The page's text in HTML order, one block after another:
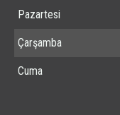
Pazartesi
Çarşamba
Cuma